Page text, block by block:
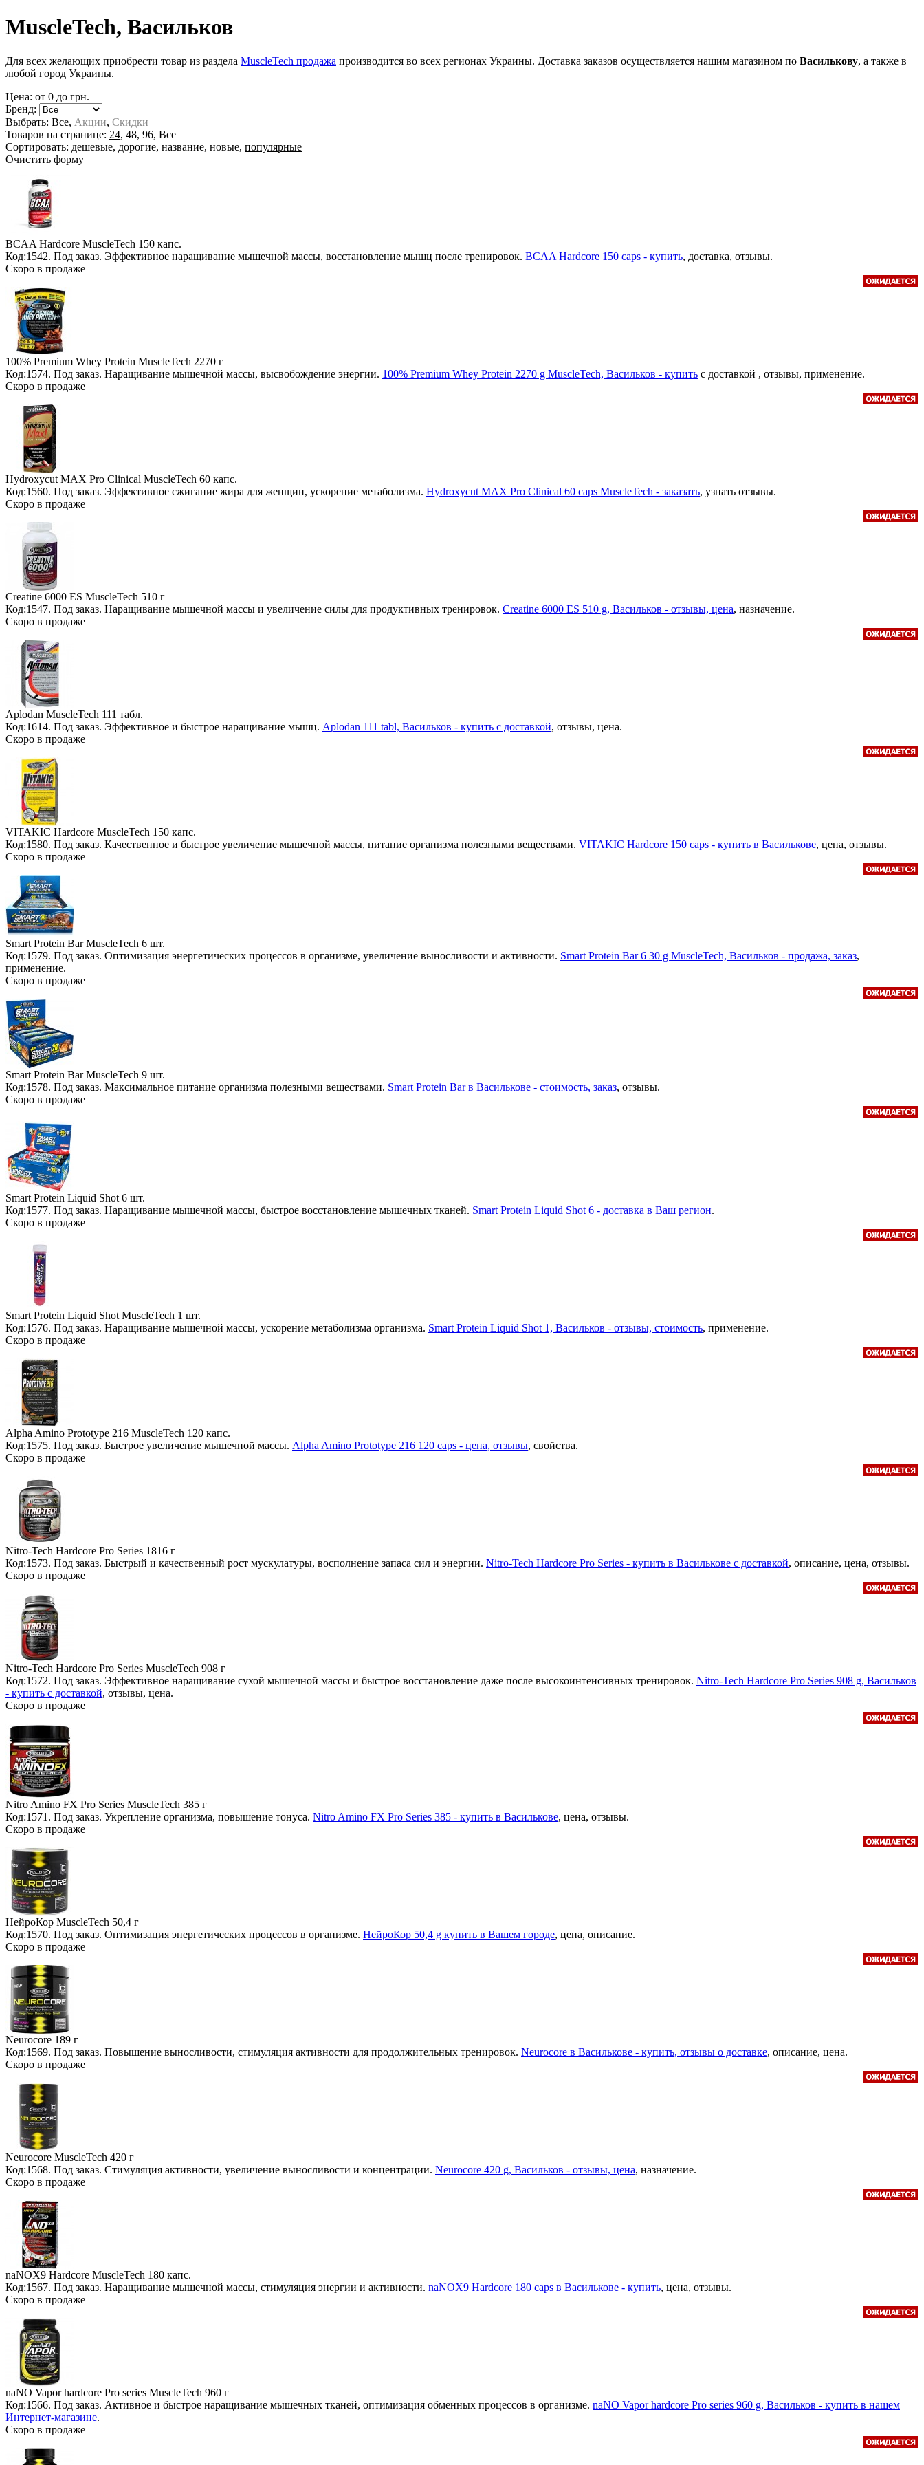
MuscleTech, Васильков
Для всех желающих приобрести товар из раздела MuscleTech продажа производится во всех регионах Украины. Доставка заказов осуществляется нашим магазином по Василькову, а также в
любой город Украины.
Цена: от 0 до грн.
Бренд:
Выбрать: Все, Акции, Скидки
Товаров на странице: 24, 48, 96, Все
Сортировать: дешевые, дорогие, название, новые, популярные
Очистить форму
BCAA Hardcore MuscleTech 150 капс.
Код:1542. Под заказ. Эффективное наращивание мышечной массы, восстановление мышц после тренировок. BCAA Hardcore 150 caps - купить, доставка, отзывы.
Скоро в продаже
100% Premium Whey Protein MuscleTech 2270 г
Код:1574. Под заказ. Наращивание мышечной массы, высвобождение энергии. 100% Premium Whey Protein 2270 g MuscleTech, Васильков - купить с доставкой , отзывы, применение.
Скоро в продаже
Hydroxycut MAX Pro Clinical MuscleTech 60 капс.
Код:1560. Под заказ. Эффективное сжигание жира для женщин, ускорение метаболизма. Hydroxycut MAX Pro Clinical 60 caps MuscleTech - заказать, узнать отзывы.
Скоро в продаже
Creatine 6000 ES MuscleTech 510 г
Код:1547. Под заказ. Наращивание мышечной массы и увеличение силы для продуктивных тренировок. Creatine 6000 ES 510 g, Васильков - отзывы, цена, назначение.
Скоро в продаже
Aplodan MuscleTech 111 табл.
Код:1614. Под заказ. Эффективное и быстрое наращивание мышц. Aplodan 111 tabl, Васильков - купить с доставкой, отзывы, цена.
Скоро в продаже
VITAKIC Hardcore MuscleTech 150 капс.
Код:1580. Под заказ. Качественное и быстрое увеличение мышечной массы, питание организма полезными веществами. VITAKIC Hardcore 150 caps - купить в Василькове, цена, отзывы.
Скоро в продаже
Smart Protein Bar MuscleTech 6 шт.
Код:1579. Под заказ. Оптимизация энергетических процессов в организме, увеличение выносливости и активности. Smart Protein Bar 6 30 g MuscleTech, Васильков - продажа, заказ,
применение.
Скоро в продаже
Smart Protein Bar MuscleTech 9 шт.
Код:1578. Под заказ. Максимальное питание организма полезными веществами. Smart Protein Bar в Василькове - стоимость, заказ, отзывы.
Скоро в продаже
Smart Protein Liquid Shot 6 шт.
Код:1577. Под заказ. Наращивание мышечной массы, быстрое восстановление мышечных тканей. Smart Protein Liquid Shot 6 - доставка в Ваш регион.
Скоро в продаже
Smart Protein Liquid Shot MuscleTech 1 шт.
Код:1576. Под заказ. Наращивание мышечной массы, ускорение метаболизма организма. Smart Protein Liquid Shot 1, Васильков - отзывы, стоимость, применение.
Скоро в продаже
Alpha Amino Prototype 216 MuscleTech 120 капс.
Код:1575. Под заказ. Быстрое увеличение мышечной массы. Alpha Amino Prototype 216 120 caps - цена, отзывы, свойства.
Скоро в продаже
Nitro-Tech Hardcore Pro Series 1816 г
Код:1573. Под заказ. Быстрый и качественный рост мускулатуры, восполнение запаса сил и энергии. Nitro-Tech Hardcore Pro Series - купить в Василькове с доставкой, описание, цена, отзывы.
Скоро в продаже
Nitro-Tech Hardcore Pro Series MuscleTech 908 г
Код:1572. Под заказ. Эффективное наращивание сухой мышечной массы и быстрое восстановление даже после высокоинтенсивных тренировок. Nitro-Tech Hardcore Pro Series 908 g, Васильков
- купить с доставкой, отзывы, цена.
Скоро в продаже
Nitro Amino FX Pro Series MuscleTech 385 г
Код:1571. Под заказ. Укрепление организма, повышение тонуса. Nitro Amino FX Pro Series 385 - купить в Василькове, цена, отзывы.
Скоро в продаже
НейроКор MuscleTech 50,4 г
Код:1570. Под заказ. Оптимизация энергетических процессов в организме. НейроКор 50,4 g купить в Вашем городе, цена, описание.
Скоро в продаже
Neurocore 189 г
Код:1569. Под заказ. Повышение выносливости, стимуляция активности для продолжительных тренировок. Neurocore в Василькове - купить, отзывы о доставке, описание, цена.
Скоро в продаже
Neurocore MuscleTech 420 г
Код:1568. Под заказ. Стимуляция активности, увеличение выносливости и концентрации. Neurocore 420 g, Васильков - отзывы, цена, назначение.
Скоро в продаже
naNOX9 Hardcore MuscleTech 180 капс.
Код:1567. Под заказ. Наращивание мышечной массы, стимуляция энергии и активности. naNOX9 Hardcore 180 caps в Василькове - купить, цена, отзывы.
Скоро в продаже
naNO Vapor hardcore Pro series MuscleTech 960 г
Код:1566. Под заказ. Активное и быстрое наращивание мышечных тканей, оптимизация обменных процессов в организме. naNO Vapor hardcore Pro series 960 g, Васильков - купить в нашем
Интернет-магазине.
Скоро в продаже